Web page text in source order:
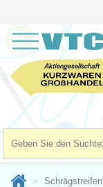
Schrägstreifen